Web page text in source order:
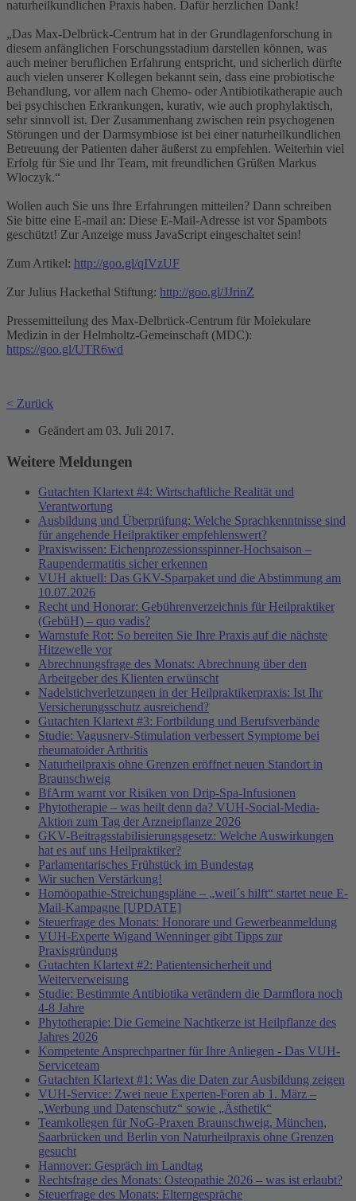
naturheilkundlichen Praxis haben. Dafür herzlichen Dank!
„Das Max-Delbrück-Centrum hat in der Grundlagenforschung in
diesem anfänglichen Forschungsstadium darstellen können, was
auch meiner beruflichen Erfahrung entspricht, und sicherlich dürfte
auch vielen unserer Kollegen bekannt sein, dass eine probiotische
Behandlung, vor allem nach Chemo- oder Antibiotikatherapie auch
bei psychischen Erkrankungen, kurativ, wie auch prophylaktisch,
sehr sinnvoll ist. Der Zusammenhang zwischen rein psychogenen
Störungen und der Darmsymbiose ist bei einer naturheilkundlichen
Betreuung der Patienten daher äußerst zu empfehlen. Weiterhin viel
Erfolg für Sie und Ihr Team, mit freundlichen Grüßen Markus
Wloczyk.“
Wollen auch Sie uns Ihre Erfahrungen mitteilen? Dann schreiben
Sie bitte eine E-mail an: Diese E-Mail-Adresse ist vor Spambots
geschützt! Zur Anzeige muss JavaScript eingeschaltet sein!
Zum Artikel: http://goo.gl/qIVzUF
Zur Julius Hackethal Stiftung: http://goo.gl/JJrinZ
Pressemitteilung des Max-Delbrück-Centrum für Molekulare
Medizin in der Helmholtz-Gemeinschaft (MDC):
https://goo.gl/UTR6wd
< Zurück
Geändert am 03. Juli 2017.
Weitere Meldungen
Gutachten Klartext #4: Wirtschaftliche Realität und
Verantwortung
Ausbildung und Überprüfung: Welche Sprachkenntnisse sind
für angehende Heilpraktiker empfehlenswert?
Praxiswissen: Eichenprozessionsspinner-Hochsaison –
Raupendermatitis sicher erkennen
VUH aktuell: Das GKV-Sparpaket und die Abstimmung am
10.07.2026
Recht und Honorar: Gebührenverzeichnis für Heilpraktiker
(GebüH) – quo vadis?
Warnstufe Rot: So bereiten Sie Ihre Praxis auf die nächste
Hitzewelle vor
Abrechnungsfrage des Monats: Abrechnung über den
Arbeitgeber des Klienten erwünscht
Nadelstichverletzungen in der Heilpraktikerpraxis: Ist Ihr
Versicherungsschutz ausreichend?
Gutachten Klartext #3: Fortbildung und Berufsverbände
Studie: Vagusnerv-Stimulation verbessert Symptome bei
rheumatoider Arthritis
Naturheilpraxis ohne Grenzen eröffnet neuen Standort in
Braunschweig
BfArm warnt vor Risiken von Drip-Spa-Infusionen
Phytotherapie – was heilt denn da? VUH-Social-Media-
Aktion zum Tag der Arzneipflanze 2026
GKV-Beitragsstabilisierungsgesetz: Welche Auswirkungen
hat es auf uns Heilpraktiker?
Parlamentarisches Frühstück im Bundestag
Wir suchen Verstärkung!
Homöopathie-Streichungspläne – „weil´s hilft“ startet neue E-
Mail-Kampagne [UPDATE]
Steuerfrage des Monats: Honorare und Gewerbeanmeldung
VUH-Experte Wigand Wenninger gibt Tipps zur
Praxisgründung
Gutachten Klartext #2: Patientensicherheit und
Weiterverweisung
Studie: Bestimmte Antibiotika verändern die Darmflora noch
4-8 Jahre
Phytotherapie: Die Gemeine Nachtkerze ist Heilpflanze des
Jahres 2026
Kompetente Ansprechpartner für Ihre Anliegen - Das VUH-
Serviceteam
Gutachten Klartext #1: Was die Daten zur Ausbildung zeigen
VUH-Service: Zwei neue Experten-Foren ab 1. März –
„Werbung und Datenschutz“ sowie „Ästhetik“
Teamkollegen für NoG-Praxen Braunschweig, München,
Saarbrücken und Berlin von Naturheilpraxis ohne Grenzen
gesucht
Hannover: Gespräch im Landtag
Rechtsfrage des Monats: Osteopathie 2026 – was ist erlaubt?
Steuerfrage des Monats: Elterngespräche